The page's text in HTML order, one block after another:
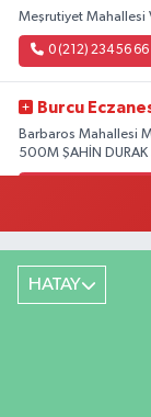
Meşrutiyet Mahallesi
0 (212) 234 56 66
Burcu
Barbaros Mahallesi
500M ŞAHİN DURAK
Akşemsettin
Camiikebir
HATAY